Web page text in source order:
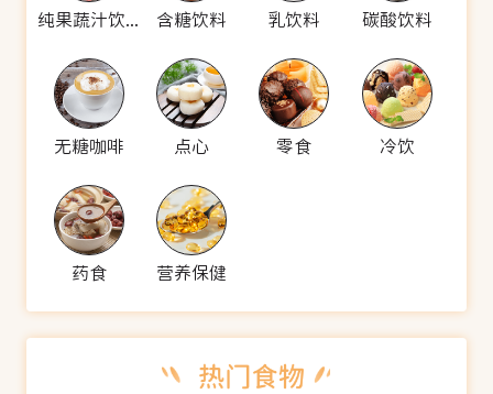
纯果蔬汁饮料 含糖饮料 乳饮料 碳酸饮料
无糖咖啡 点心 零食 冷饮
药食 营养保健